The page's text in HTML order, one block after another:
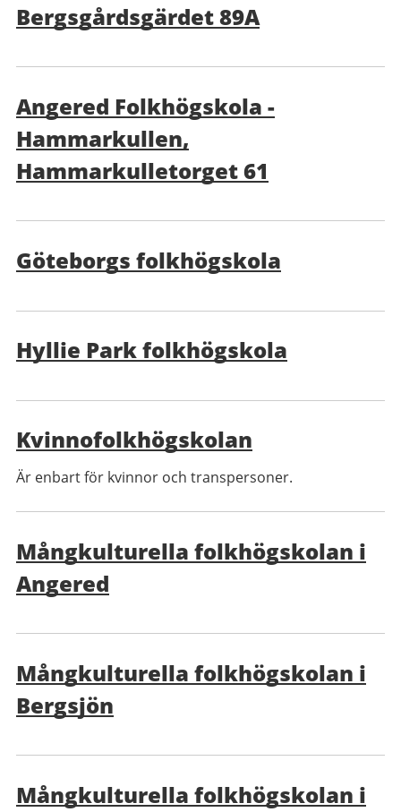
Bergsgårdsgärdet 89A
Angered Folkhögskola -
Hammarkullen,
Hammarkulletorget 61
Göteborgs folkhögskola
Hyllie Park folkhögskola
Kvinnofolkhögskolan
Är enbart för kvinnor och transpersoner.
Mångkulturella folkhögskolan i
Angered
Mångkulturella folkhögskolan i
Bergsjön
Mångkulturella folkhögskolan i